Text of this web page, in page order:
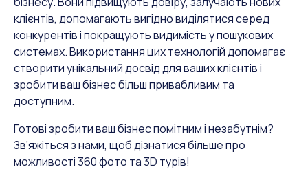
клієнтів, допомагають вигідно виділятися серед
конкурентів і покращують видимість у пошукових
системах. Використання цих технологій допомагає
створити унікальний досвід для ваших клієнтів і
зробити ваш бізнес більш привабливим та
доступним.
Готові зробити ваш бізнес помітним і незабутнім?
Зв’яжіться з нами, щоб дізнатися більше про
можливості 360 фото та 3D турів!